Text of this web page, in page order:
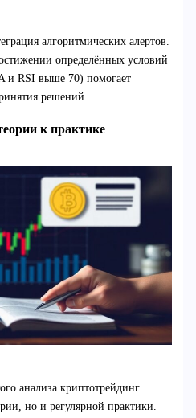
алгоритмических алертов.
определённых условий
и RSI выше 70) помогает
решений.
к практике
анализа криптотрейдинг
но и регулярной практики.